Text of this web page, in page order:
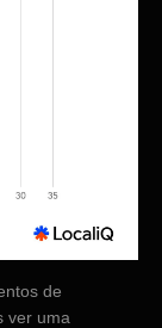
de
ver uma